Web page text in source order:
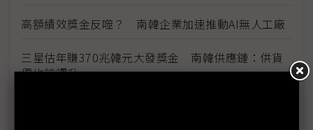
高額績效獎金反噬？ 南韓企業加速推動AI無人工廠
三星估年賺370兆韓元大發獎金 南韓供應鏈：供貨
價也該調升